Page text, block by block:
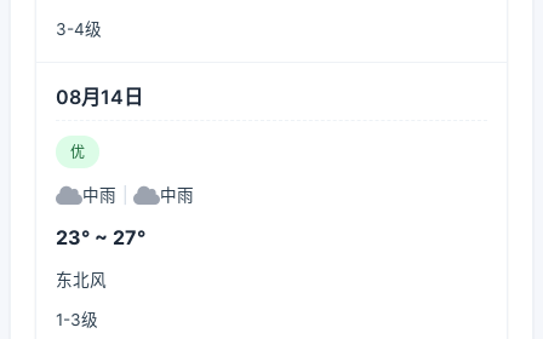
3-4级
08月14日
优
中雨 中雨
23° ~ 27°
东北风
1-3级